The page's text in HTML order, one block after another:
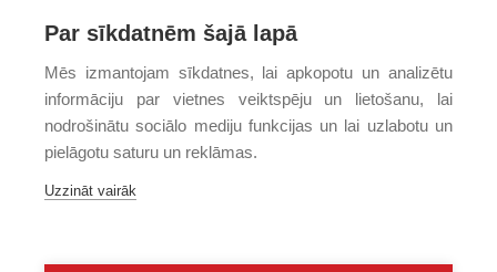
Par sīkdatnēm šajā lapā
Mēs izmantojam sīkdatnes, lai apkopotu un analizētu
informāciju par vietnes veiktspēju un lietošanu, lai
nodrošinātu sociālo mediju funkcijas un lai uzlabotu un
pielāgotu saturu un reklāmas.
Uzzināt vairāk